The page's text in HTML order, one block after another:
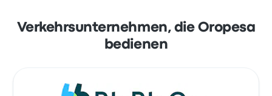
Verkehrsunternehmen, die Oropesa
bedienen